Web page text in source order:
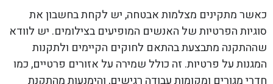
כאשר מתקינים מצלמות אבטחה, יש לקחת בחשבון את
סוגיות הפרטיות של האנשים המופיעים בצילומים. יש לוודא
שההתקנה מתבצעת בהתאם לחוקים הקיימים ולתקנות
המגנות על פרטיות. זה כולל שמירה על אזורים פרטיים, כמו
חדרי מגורים ומקומות עבודה רגישים, והימנעות מהתקנת